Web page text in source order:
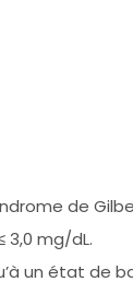
de
3,0 mg/dL.
un état de